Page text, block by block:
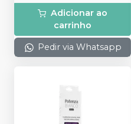
espátula de mistura +
instrução de uso para o
profissional.
Adicionar ao
carrinho
Pedir via Whatsapp